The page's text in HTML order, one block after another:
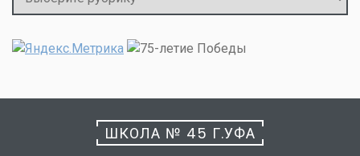
ШКОЛА № 45 Г.УФА